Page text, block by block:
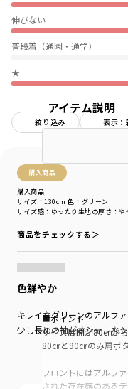
伸びない
普段着（通園・通学）
★
絞り込み 表示：
購入商品
購入商品
サイズ感 ：ゆったり 生地の厚さ ：
サイズ：130cm 色：グリーン
商品をチェックする＞
色鮮やか
キレイなグリーンのアルファ
少し長めの袖がオシャレな
アイテム説明
■ポイント
サイズ展開が80㎝か
80㎝と90㎝のみ肩ボ
フロントにはアルフ
された存在感のあるデ